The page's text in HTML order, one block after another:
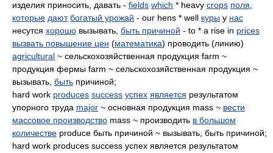
изделия приносить, давать - fields which * heavy crops поля
которые дают богатый урожай - our hens * well куры у нас
несутся хорошо вызывать, быть причиной - to * a rise in prices
вызвать повышение цен (математика) проводить (линию)
agricultural ~ сельскохозяйственная продукция farm ~
продукция фермы farm ~ сельскохозяйственная продукция ~
вызывать, быть причиной;
hard work produces success успех является результатом
упорного труда major ~ основная продукция mass ~ вести
массовое производство mass ~ производить в большом
количестве produce быть причиной ~ вызывать, быть причиной;
hard work produces success успех является результатом